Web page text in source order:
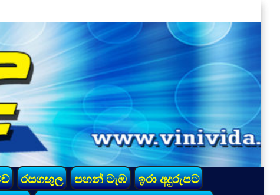
රසගඟුල පහන් ටැඹ
ඉරා අදුරුපට